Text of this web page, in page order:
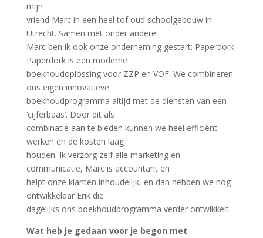
mijn
vriend Marc in een heel tof oud schoolgebouw in
Utrecht. Samen met onder andere
Marc ben ik ook onze onderneming gestart: Paperdork.
Paperdork is een moderne
boekhoudoplossing voor ZZP en VOF. We combineren
ons eigen innovatieve
boekhoudprogramma altijd met de diensten van een
‘cijferbaas’. Door dit als
combinatie aan te bieden kunnen we heel efficiënt
werken en de kosten laag
houden. Ik verzorg zelf alle marketing en
communicatie, Marc is accountant en
helpt onze klanten inhoudelijk, en dan hebben we nog
ontwikkelaar Erik die
dagelijks ons boekhoudprogramma verder ontwikkelt.
Wat heb je gedaan voor je begon met